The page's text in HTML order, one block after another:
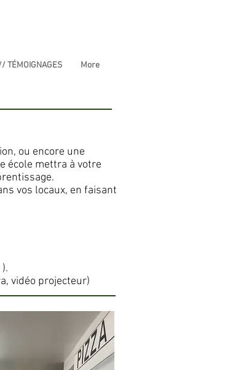
More
ou encore une
école mettra à votre
vos locaux, en faisant
vidéo projecteur)